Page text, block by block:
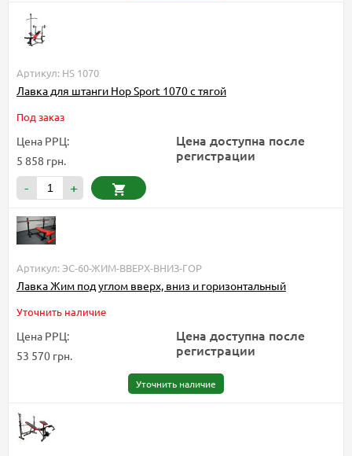
Артикул: HS 1070
Лавка для штанги Hop Sport 1070 с тягой
Под заказ
Цена РРЦ:
5 858 грн.
Цена доступна после
регистрации
- +
Артикул: ЭС-60-ЖИМ-ВВЕРХ-ВНИЗ-ГОР
Лавка Жим под углом вверх, вниз и горизонтальный
Уточнить наличие
Цена РРЦ:
53 570 грн.
Цена доступна после
регистрации
Уточнить наличие